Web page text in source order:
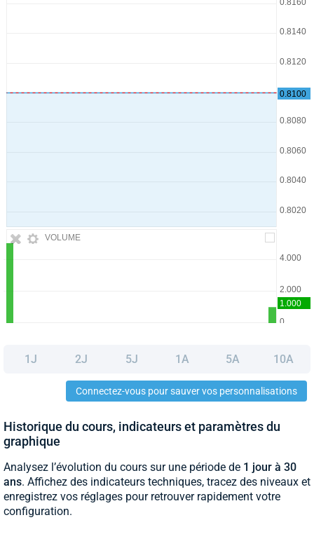
VOLUME
1J 2J 5J 1A 5A 10A
Connectez-vous pour sauver vos personnalisations
Historique du cours, indicateurs et paramètres du
graphique
Analysez l’évolution du cours sur une période de 1 jour à 30
ans. Affichez des indicateurs techniques, tracez des niveaux et
enregistrez vos réglages pour retrouver rapidement votre
configuration.